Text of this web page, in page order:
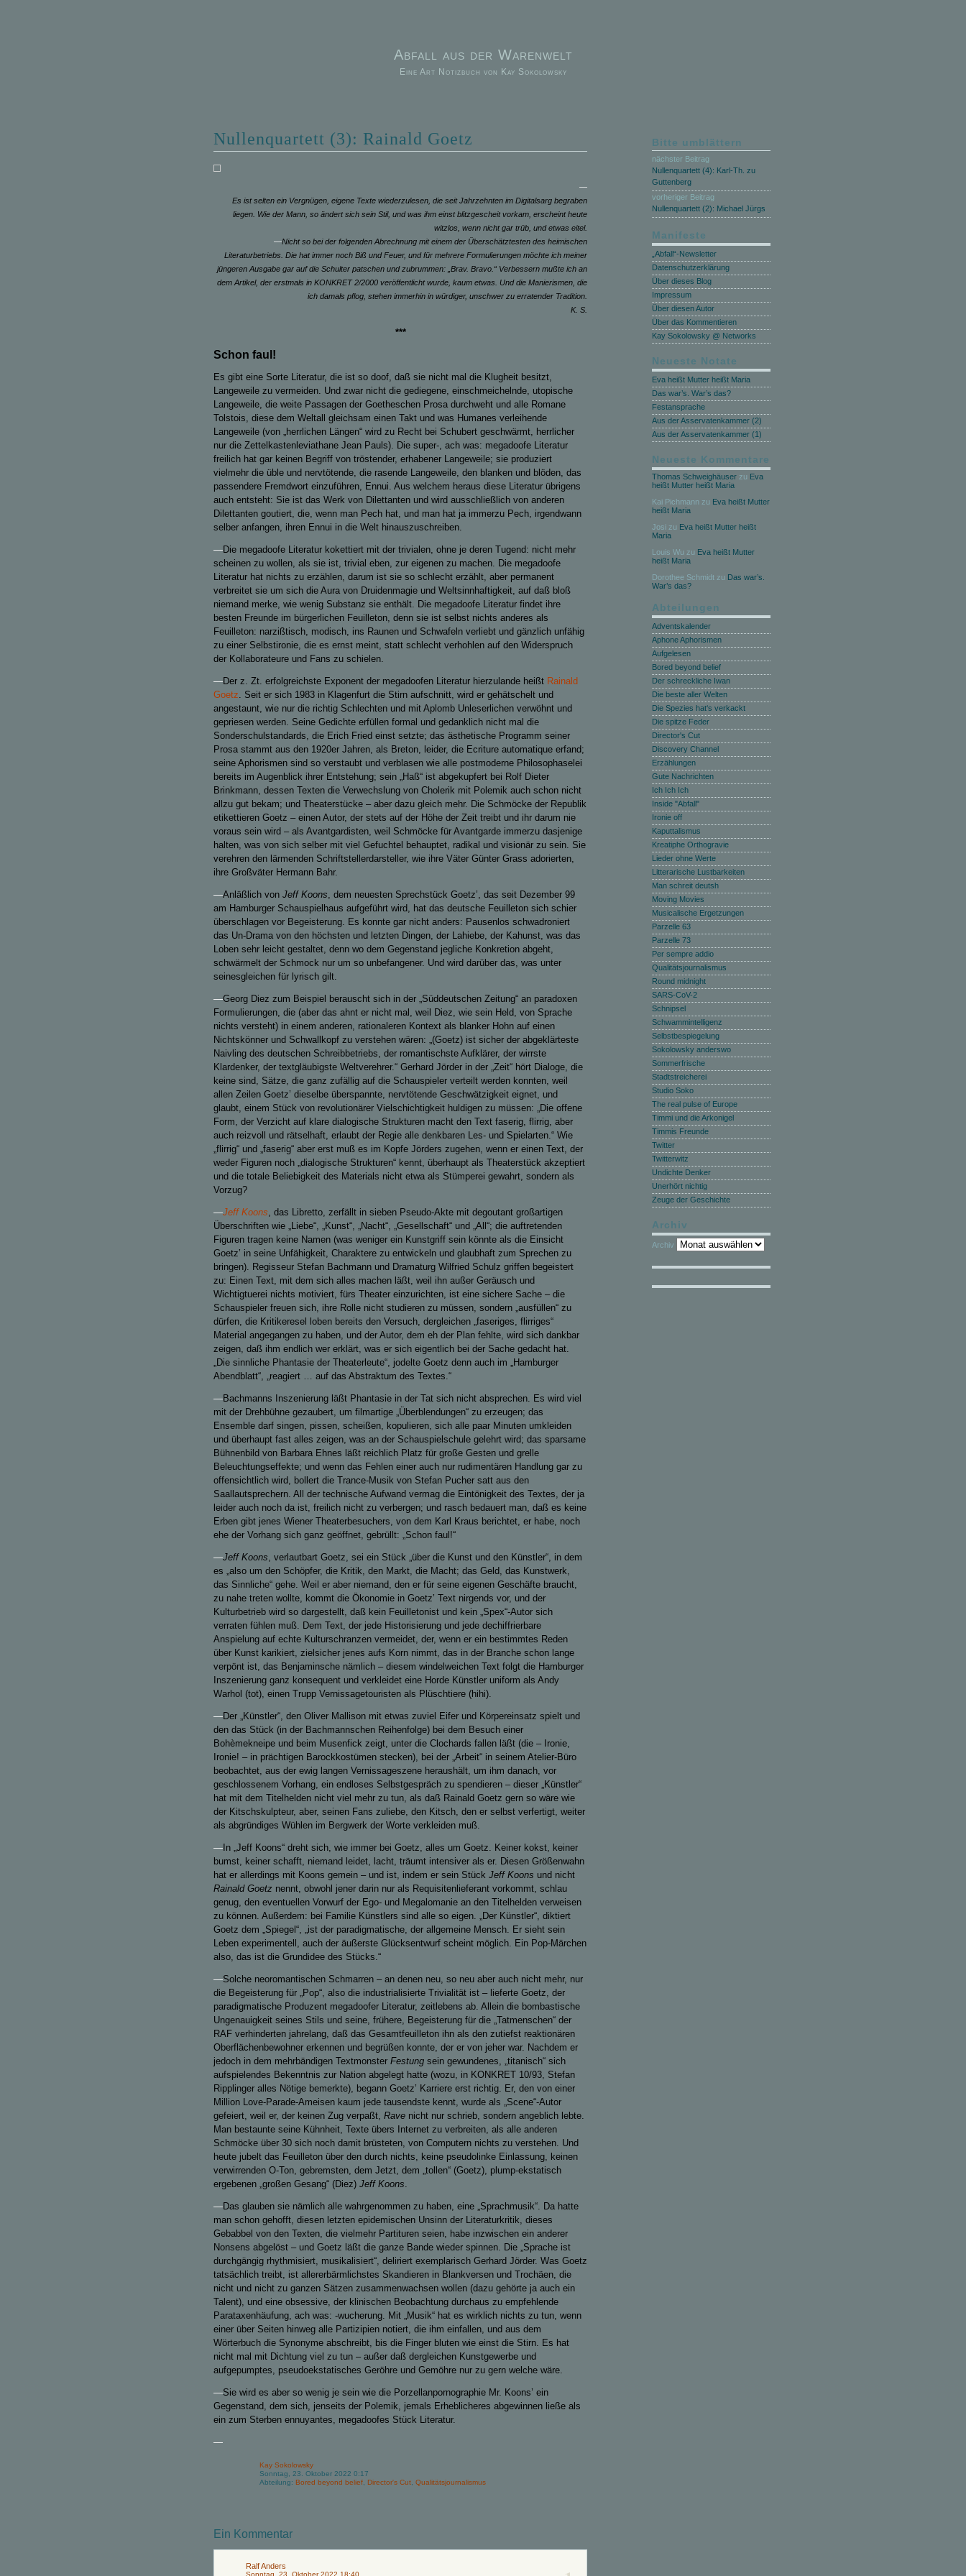
Abfall aus der Warenwelt
Eine Art Notizbuch von Kay Sokolowsky
Nullenquartett (3): Rainald Goetz
—
Es ist selten ein Vergnügen, eigene Texte wiederzulesen, die seit Jahrzehnten im Digitalsarg begraben
liegen. Wie der Mann, so ändert sich sein Stil, und was ihm einst blitzgescheit vorkam, erscheint heute
witzlos, wenn nicht gar trüb, und etwas eitel.
—Nicht so bei der folgenden Abrechnung mit einem der Überschätztesten des heimischen
Literaturbetriebs. Die hat immer noch Biß und Feuer, und für mehrere Formulierungen möchte ich meiner
jüngeren Ausgabe gar auf die Schulter patschen und zubrummen: „Brav. Bravo.“ Verbessern mußte ich an
dem Artikel, der erstmals in KONKRET 2/2000 veröffentlicht wurde, kaum etwas. Und die Manierismen, die
ich damals pflog, stehen immerhin in würdiger, unschwer zu erratender Tradition.
K. S.
***
Schon faul!
Es gibt eine Sorte Literatur, die ist so doof, daß sie nicht mal die Klugheit besitzt,
Langeweile zu vermeiden. Und zwar nicht die gediegene, einschmeichelnde, utopische
Langeweile, die weite Passagen der Goetheschen Prosa durchweht und alle Romane
Tolstois, diese dem Weltall gleichsam einen Takt und was Humanes verleihende
Langeweile (von „herrlichen Längen“ wird zu Recht bei Schubert geschwärmt, herrlicher
nur die Zettelkastenleviathane Jean Pauls). Die super-, ach was: megadoofe Literatur
freilich hat gar keinen Begriff von tröstender, erhabener Langeweile; sie produziert
vielmehr die üble und nervtötende, die rasende Langeweile, den blanken und blöden, das
passendere Fremdwort einzuführen, Ennui. Aus welchem heraus diese Literatur übrigens
auch entsteht: Sie ist das Werk von Dilettanten und wird ausschließlich von anderen
Dilettanten goutiert, die, wenn man Pech hat, und man hat ja immerzu Pech, irgendwann
selber anfangen, ihren Ennui in die Welt hinauszuschreiben.
—Die megadoofe Literatur kokettiert mit der trivialen, ohne je deren Tugend: nicht mehr
scheinen zu wollen, als sie ist, trivial eben, zur eigenen zu machen. Die megadoofe
Literatur hat nichts zu erzählen, darum ist sie so schlecht erzählt, aber permanent
verbreitet sie um sich die Aura von Druidenmagie und Weltsinnhaftigkeit, auf daß bloß
niemand merke, wie wenig Substanz sie enthält. Die megadoofe Literatur findet ihre
besten Freunde im bürgerlichen Feuilleton, denn sie ist selbst nichts anderes als
Feuilleton: narzißtisch, modisch, ins Raunen und Schwafeln verliebt und gänzlich unfähig
zu einer Selbstironie, die es ernst meint, statt schlecht verhohlen auf den Widerspruch
der Kollaborateure und Fans zu schielen.
—Der z. Zt. erfolgreichste Exponent der megadoofen Literatur hierzulande heißt Rainald
Goetz. Seit er sich 1983 in Klagenfurt die Stirn aufschnitt, wird er gehätschelt und
angestaunt, wie nur die richtig Schlechten und mit Aplomb Unleserlichen verwöhnt und
gepriesen werden. Seine Gedichte erfüllen formal und gedanklich nicht mal die
Sonderschulstandards, die Erich Fried einst setzte; das ästhetische Programm seiner
Prosa stammt aus den 1920er Jahren, als Breton, leider, die Ecriture automatique erfand;
seine Aphorismen sind so verstaubt und verblasen wie alle postmoderne Philosophaselei
bereits im Augenblick ihrer Entstehung; sein „Haß“ ist abgekupfert bei Rolf Dieter
Brinkmann, dessen Texten die Verwechslung von Cholerik mit Polemik auch schon nicht
allzu gut bekam; und Theaterstücke – aber dazu gleich mehr. Die Schmöcke der Republik
etikettieren Goetz – einen Autor, der stets auf der Höhe der Zeit treibt und ihr darum nie
voraus sein wird – als Avantgardisten, weil Schmöcke für Avantgarde immerzu dasjenige
halten, was von sich selber mit viel Gefuchtel behauptet, radikal und visionär zu sein. Sie
verehren den lärmenden Schriftstellerdarsteller, wie ihre Väter Günter Grass adorierten,
ihre Großväter Hermann Bahr.
—Anläßlich von Jeff Koons, dem neuesten Sprechstück Goetz’, das seit Dezember 99
am Hamburger Schauspielhaus aufgeführt wird, hat das deutsche Feuilleton sich schier
überschlagen vor Begeisterung. Es konnte gar nicht anders: Pausenlos schwadroniert
das Un-Drama von den höchsten und letzten Dingen, der Lahiebe, der Kahunst, was das
Loben sehr leicht gestaltet, denn wo dem Gegenstand jegliche Konkretion abgeht,
schwärmelt der Schmock nur um so unbefangener. Und wird darüber das, was unter
seinesgleichen für lyrisch gilt.
—Georg Diez zum Beispiel berauscht sich in der „Süddeutschen Zeitung“ an paradoxen
Formulierungen, die (aber das ahnt er nicht mal, weil Diez, wie sein Held, von Sprache
nichts versteht) in einem anderen, rationaleren Kontext als blanker Hohn auf einen
Nichtskönner und Schwallkopf zu verstehen wären: „(Goetz) ist sicher der abgeklärteste
Naivling des deutschen Schreibbetriebs, der romantischste Aufklärer, der wirrste
Klardenker, der textgläubigste Weltverehrer.“ Gerhard Jörder in der „Zeit“ hört Dialoge, die
keine sind, Sätze, die ganz zufällig auf die Schauspieler verteilt werden konnten, weil
allen Zeilen Goetz’ dieselbe überspannte, nervtötende Geschwätzigkeit eignet, und
glaubt, einem Stück von revolutionärer Vielschichtigkeit huldigen zu müssen: „Die offene
Form, der Verzicht auf klare dialogische Strukturen macht den Text faserig, flirrig, aber
auch reizvoll und rätselhaft, erlaubt der Regie alle denkbaren Les- und Spielarten.“ Wie
„flirrig“ und „faserig“ aber erst muß es im Kopfe Jörders zugehen, wenn er einen Text, der
weder Figuren noch „dialogische Strukturen“ kennt, überhaupt als Theaterstück akzeptiert
und die totale Beliebigkeit des Materials nicht etwa als Stümperei gewahrt, sondern als
Vorzug?
—Jeff Koons, das Libretto, zerfällt in sieben Pseudo-Akte mit degoutant großartigen
Überschriften wie „Liebe“, „Kunst“, „Nacht“, „Gesellschaft“ und „All“; die auftretenden
Figuren tragen keine Namen (was weniger ein Kunstgriff sein könnte als die Einsicht
Goetz’ in seine Unfähigkeit, Charaktere zu entwickeln und glaubhaft zum Sprechen zu
bringen). Regisseur Stefan Bachmann und Dramaturg Wilfried Schulz griffen begeistert
zu: Einen Text, mit dem sich alles machen läßt, weil ihn außer Geräusch und
Wichtigtuerei nichts motiviert, fürs Theater einzurichten, ist eine sichere Sache – die
Schauspieler freuen sich, ihre Rolle nicht studieren zu müssen, sondern „ausfüllen“ zu
dürfen, die Kritikeresel loben bereits den Versuch, dergleichen „faseriges, flirriges“
Material angegangen zu haben, und der Autor, dem eh der Plan fehlte, wird sich dankbar
zeigen, daß ihm endlich wer erklärt, was er sich eigentlich bei der Sache gedacht hat.
„Die sinnliche Phantasie der Theaterleute“, jodelte Goetz denn auch im „Hamburger
Abendblatt“, „reagiert … auf das Abstraktum des Textes.“
—Bachmanns Inszenierung läßt Phantasie in der Tat sich nicht absprechen. Es wird viel
mit der Drehbühne gezaubert, um filmartige „Überblendungen“ zu erzeugen; das
Ensemble darf singen, pissen, scheißen, kopulieren, sich alle paar Minuten umkleiden
und überhaupt fast alles zeigen, was an der Schauspielschule gelehrt wird; das sparsame
Bühnenbild von Barbara Ehnes läßt reichlich Platz für große Gesten und grelle
Beleuchtungseffekte; und wenn das Fehlen einer auch nur rudimentären Handlung gar zu
offensichtlich wird, bollert die Trance-Musik von Stefan Pucher satt aus den
Saallautsprechern. All der technische Aufwand vermag die Eintönigkeit des Textes, der ja
leider auch noch da ist, freilich nicht zu verbergen; und rasch bedauert man, daß es keine
Erben gibt jenes Wiener Theaterbesuchers, von dem Karl Kraus berichtet, er habe, noch
ehe der Vorhang sich ganz geöffnet, gebrüllt: „Schon faul!“
—Jeff Koons, verlautbart Goetz, sei ein Stück „über die Kunst und den Künstler“, in dem
es „also um den Schöpfer, die Kritik, den Markt, die Macht; das Geld, das Kunstwerk,
das Sinnliche“ gehe. Weil er aber niemand, den er für seine eigenen Geschäfte braucht,
zu nahe treten wollte, kommt die Ökonomie in Goetz’ Text nirgends vor, und der
Kulturbetrieb wird so dargestellt, daß kein Feuilletonist und kein „Spex“-Autor sich
verraten fühlen muß. Dem Text, der jede Historisierung und jede dechiffrierbare
Anspielung auf echte Kulturschranzen vermeidet, der, wenn er ein bestimmtes Reden
über Kunst karikiert, zielsicher jenes aufs Korn nimmt, das in der Branche schon lange
verpönt ist, das Benjaminsche nämlich – diesem windelweichen Text folgt die Hamburger
Inszenierung ganz konsequent und verkleidet eine Horde Künstler uniform als Andy
Warhol (tot), einen Trupp Vernissagetouristen als Plüschtiere (hihi).
—Der „Künstler“, den Oliver Mallison mit etwas zuviel Eifer und Körpereinsatz spielt und
den das Stück (in der Bachmannschen Reihenfolge) bei dem Besuch einer
Bohèmekneipe und beim Musenfick zeigt, unter die Clochards fallen läßt (die – Ironie,
Ironie! – in prächtigen Barockkostümen stecken), bei der „Arbeit“ in seinem Atelier-Büro
beobachtet, aus der ewig langen Vernissageszene heraushält, um ihm danach, vor
geschlossenem Vorhang, ein endloses Selbstgespräch zu spendieren – dieser „Künstler“
hat mit dem Titelhelden nicht viel mehr zu tun, als daß Rainald Goetz gern so wäre wie
der Kitschskulpteur, aber, seinen Fans zuliebe, den Kitsch, den er selbst verfertigt, weiter
als abgründiges Wühlen im Bergwerk der Worte verkleiden muß.
— In „Jeff Koons“ dreht sich, wie immer bei Goetz, alles um Goetz. Keiner kokst, keiner
bumst, keiner schafft, niemand leidet, lacht, träumt intensiver als er. Diesen Größenwahn
hat er allerdings mit Koons gemein – und ist, indem er sein Stück Jeff Koons und nicht
Rainald Goetz nennt, obwohl jener darin nur als Requisitenlieferant vorkommt, schlau
genug, den eventuellen Vorwurf der Ego- und Megalomanie an den Titelhelden verweisen
zu können. Außerdem: bei Familie Künstlers sind alle so eigen. „Der Künstler“, diktiert
Goetz dem „Spiegel“, „ist der paradigmatische, der allgemeine Mensch. Er sieht sein
Leben experimentell, auch der äußerste Glücksentwurf scheint möglich. Ein Pop-Märchen
also, das ist die Grundidee des Stücks.“
—Solche neoromantischen Schmarren – an denen neu, so neu aber auch nicht mehr, nur
die Begeisterung für „Pop“, also die industrialisierte Trivialität ist – lieferte Goetz, der
paradigmatische Produzent megadoofer Literatur, zeitlebens ab. Allein die bombastische
Ungenauigkeit seines Stils und seine, frühere, Begeisterung für die „Tatmenschen“ der
RAF verhinderten jahrelang, daß das Gesamtfeuilleton ihn als den zutiefst reaktionären
Oberflächenbewohner erkennen und begrüßen konnte, der er von jeher war. Nachdem er
jedoch in dem mehrbändigen Textmonster Festung sein gewundenes, „titanisch“ sich
aufspielendes Bekenntnis zur Nation abgelegt hatte (wozu, in KONKRET 10/93, Stefan
Ripplinger alles Nötige bemerkte), begann Goetz’ Karriere erst richtig. Er, den von einer
Million Love-Parade-Ameisen kaum jede tausendste kennt, wurde als „Scene“-Autor
gefeiert, weil er, der keinen Zug verpaßt, Rave nicht nur schrieb, sondern angeblich lebte.
Man bestaunte seine Kühnheit, Texte übers Internet zu verbreiten, als alle anderen
Schmöcke über 30 sich noch damit brüsteten, von Computern nichts zu verstehen. Und
heute jubelt das Feuilleton über den durch nichts, keine pseudolinke Einlassung, keinen
verwirrenden O-Ton, gebremsten, dem Jetzt, dem „tollen“ (Goetz), plump-ekstatisch
ergebenen „großen Gesang“ (Diez) Jeff Koons.
—Das glauben sie nämlich alle wahrgenommen zu haben, eine „Sprachmusik“. Da hatte
man schon gehofft, diesen letzten epidemischen Unsinn der Literaturkritik, dieses
Gebabbel von den Texten, die vielmehr Partituren seien, habe inzwischen ein anderer
Nonsens abgelöst – und Goetz läßt die ganze Bande wieder spinnen. Die „Sprache ist
durchgängig rhythmisiert, musikalisiert“, deliriert exemplarisch Gerhard Jörder. Was Goetz
tatsächlich treibt, ist allererbärmlichstes Skandieren in Blankversen und Trochäen, die
nicht und nicht zu ganzen Sätzen zusammenwachsen wollen (dazu gehörte ja auch ein
Talent), und eine obsessive, der klinischen Beobachtung durchaus zu empfehlende
Parataxenhäufung, ach was: -wucherung. Mit „Musik“ hat es wirklich nichts zu tun, wenn
einer über Seiten hinweg alle Partizipien notiert, die ihm einfallen, und aus dem
Wörterbuch die Synonyme abschreibt, bis die Finger bluten wie einst die Stirn. Es hat
nicht mal mit Dichtung viel zu tun – außer daß dergleichen Kunstgewerbe und
aufgepumptes, pseudoekstatisches Geröhre und Gemöhre nur zu gern welche wäre.
—Sie wird es aber so wenig je sein wie die Porzellanpornographie Mr. Koons’ ein
Gegenstand, dem sich, jenseits der Polemik, jemals Erheblicheres abgewinnen ließe als
ein zum Sterben ennuyantes, megadoofes Stück Literatur.
—
Kay Sokolowsky
Sonntag, 23. Oktober 2022 0:17
Abteilung: Bored beyond belief Director's Cut Qualitätsjournalismus
Ein Kommentar
Ralf Anders
Sonntag, 23. Oktober 2022 18:40
Bitte umblättern
nächster Beitrag
Nullenquartett (4): Karl-Th. zu
Guttenberg
vorheriger Beitrag
Nullenquartett (2): Michael Jürgs
Manifeste
„Abfall“-Newsletter
Datenschutzerklärung
Über dieses Blog
Impressum
Über diesen Autor
Über das Kommentieren
Kay Sokolowsky @ Networks
Neueste Notate
Eva heißt Mutter heißt Maria
Das war’s. War’s das?
Festansprache
Aus der Asservatenkammer (2)
Aus der Asservatenkammer (1)
Neueste Kommentare
Thomas Schweighäuser zu Eva
heißt Mutter heißt Maria
Kai Pichmann zu Eva heißt Mutter
heißt Maria
Josi zu Eva heißt Mutter heißt
Maria
Louis Wu zu Eva heißt Mutter
heißt Maria
Dorothee Schmidt zu Das war’s.
War’s das?
Abteilungen
Adventskalender
Aphone Aphorismen
Aufgelesen
Bored beyond belief
Der schreckliche Iwan
Die beste aller Welten
Die Spezies hat‘s verkackt
Die spitze Feder
Director's Cut
Discovery Channel
Erzählungen
Gute Nachrichten
Ich Ich Ich
Inside "Abfall"
Ironie off
Kaputtalismus
Kreatiphe Orthogravie
Lieder ohne Werte
Litterarische Lustbarkeiten
Man schreit deutsh
Moving Movies
Musicalische Ergetzungen
Parzelle 63
Parzelle 73
Per sempre addio
Qualitätsjournalismus
Round midnight
SARS-CoV-2
Schnipsel
Schwammintelligenz
Selbstbespiegelung
Sokolowsky anderswo
Sommerfrische
Stadtstreicherei
Studio Soko
The real pulse of Europe
Timmi und die Arkonigel
Timmis Freunde
Twitter
Twitterwitz
Undichte Denker
Unerhört nichtig
Zeuge der Geschichte
Archiv
Archiv